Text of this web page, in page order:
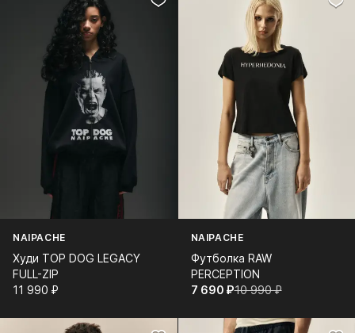
NAIPACHE
Худи TOP DOG LEGACY
FULL-ZIP
11 990⁠ ⁠₽
NAIPACHE
Футболка RAW
PERCEPTION
7 690⁠ ⁠₽10 990⁠ ⁠₽